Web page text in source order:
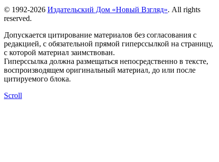
© 1992-2026 Издательский Дом «Новый Взгляд». All rights
reserved.
Допускается цитирование материалов без согласования с
редакцией, с обязательной прямой гиперссылкой на страницу,
с которой материал заимствован.
Гиперссылка должна размещаться непосредственно в тексте,
воспроизводящем оригинальный материал, до или после
цитируемого блока.
Scroll